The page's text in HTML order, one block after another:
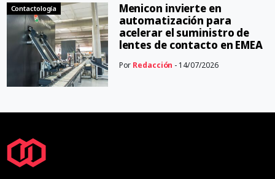
Contactología
Menicon invierte en
automatización para
acelerar el suministro de
lentes de contacto en EMEA
Por Redacción - 14/07/2026